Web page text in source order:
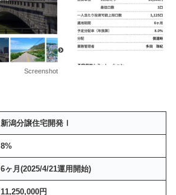
Screenshot
新潟分譲住宅開発Ⅰ
8%
6ヶ月(2025/4/21運用開始)
11,250,000円